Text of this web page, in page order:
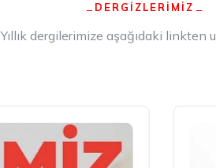
DERGİZLERİMİZ
Yıllık dergilerimize aşağıdaki linkten